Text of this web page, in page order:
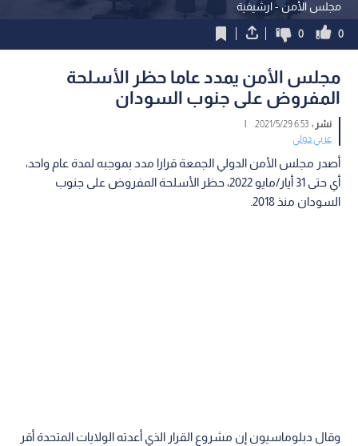
مجلس الأمن - ارشيفية
0
0
مجلس الأمن يمدد عاما حظر الأسلحة
المفروض على جنوب السودان
نشر :6:53 2021/5/29
|
عربي دولي
أصدر مجلس الأمن الدولي الجمعة قرارا مدد بموجبه لمدة عام واحد،
أي حتى 31 أيار/مايو 2022، حظر الأسلحة المفروض على جنوب
السودان منذ 2018.
وقال دبلوماسيون إن مشروع القرار الذي أعدته الولايات المتحدة أقر